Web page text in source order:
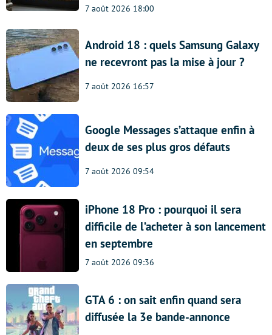
7 août 2026 18:00
Android 18 : quels Samsung Galaxy
ne recevront pas la mise à jour ?
7 août 2026 16:57
Google Messages s’attaque enfin à
deux de ses plus gros défauts
7 août 2026 09:54
iPhone 18 Pro : pourquoi il sera
difficile de l’acheter à son lancement
en septembre
7 août 2026 09:36
GTA 6 : on sait enfin quand sera
diffusée la 3e bande-annonce